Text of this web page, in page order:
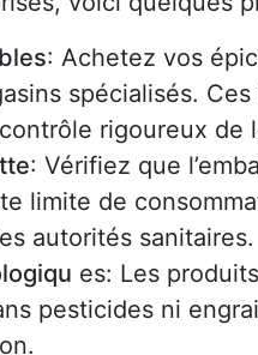
: Achetez vos
spécialisés.
rigoureux de
: Vérifiez que
limite de
autorités sanitaires.
es: Les
pesticides ni